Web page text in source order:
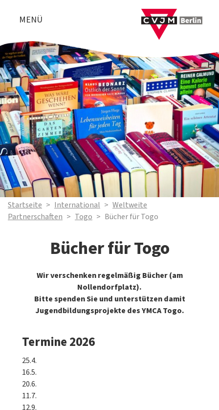
MENÜ
Startseite > International > Weltweite
Partnerschaften > Togo > Bücher für Togo
Bücher für Togo
Wir verschenken regelmäßig Bücher (am
Nollendorfplatz).
Bitte spenden Sie und unterstützen damit
Jugendbildungsprojekte des YMCA Togo.
Termine 2026
25.4.
16.5.
20.6.
11.7.
12.9.